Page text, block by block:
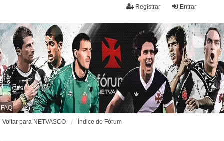
Entrar
Registrar
FAQ
Voltar para NETVASCO
Índice do Fórum